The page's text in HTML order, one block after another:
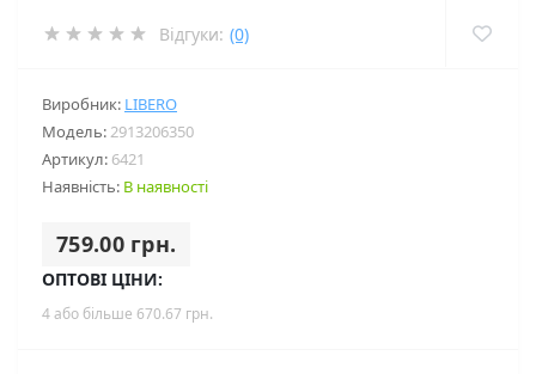
Відгуки: (0)
Виробник: LIBERO
Модель:2913206350
Артикул: 6421
Наявність: В наявності
759.00 грн.
ОПТОВІ ЦІНИ:
4 або більше 670.67 грн.